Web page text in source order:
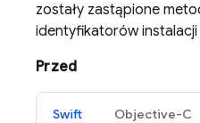
zostały zastąpione
identyfikatorów instalacji
Przed
Swift Objective-C